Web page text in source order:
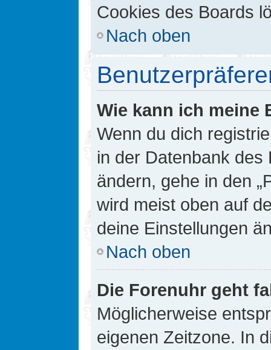
Cookies des Boards
Nach oben
Wie kann ich meine
Wenn du dich
in der Datenbank
ändern, gehe in den
wird meist oben auf
deine Einstellungen
Nach oben
Die Forenuhr geht
Möglicherweise
eigenen Zeitzone. In